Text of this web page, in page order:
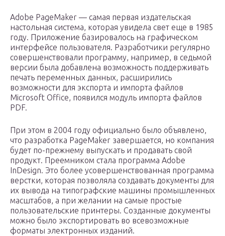
Adobe PageMaker — самая первая издательская
настольная система, которая увидела свет еще в 1985
году. Приложение базировалось на графическом
интерфейсе пользователя. Разработчики регулярно
совершенствовали программу, например, в седьмой
версии была добавлена возможность поддерживать
печать переменных данных, расширились
возможности для экспорта и импорта файлов
Microsoft Office, появился модуль импорта файлов
PDF.
При этом в 2004 году официально было объявлено,
что разработка PageMaker завершается, но компания
будет по-прежнему выпускать и продавать свой
продукт. Преемником стала программа Adobe
InDesign. Это более усовершенствованная программа
верстки, которая позволяла создавать документы для
их вывода на типографские машины промышленных
масштабов, а при желании на самые простые
пользовательские принтеры. Созданные документы
можно было экспортировать во всевозможные
форматы электронных изданий.